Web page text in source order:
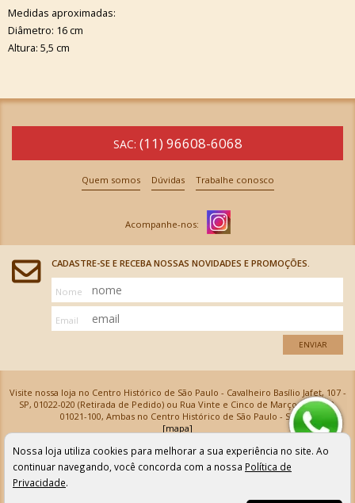
Medidas aproximadas:
Diâmetro: 16 cm
Altura: 5,5 cm
SAC: (11) 96608-6068
Quem somos Dúvidas Trabalhe conosco
CADASTRE-SE E RECEBA NOSSAS NOVIDADES E PROMOÇÕES.
Nome
Email
ENVIAR
Visite nossa loja no Centro Histórico de São Paulo - Cavalheiro Basílio Jafet, 107 -
SP, 01022-020 (Retirada de Pedido) ou Rua Vinte e Cinco de Março, 576 - SP,
01021-100, Ambas no Centro Histórico de São Paulo - SP
[mapa]
Armarinhos Santa Cecília Ltda | CNPJ: 61.069.639/0001-18
Os preços e as condições de pagamento apresentadas na loja virtual não valem para nossa loja física e
podem sofrer alterações sem aviso prévio. Vendas com cartão de crédito sujeitas a análise e
confirmação de dados.
Nossa loja utiliza cookies para melhorar a sua experiência no site. Ao
continuar navegando, você concorda com a nossa Política de
Privacidade.